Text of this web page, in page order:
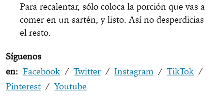
Para recalentar, sólo coloca la porción que vas a
comer en un sartén, y listo. Así no desperdicias
el resto.
Síguenos
en: Facebook / Twitter / Instagram / TikTok /
Pinterest / Youtube